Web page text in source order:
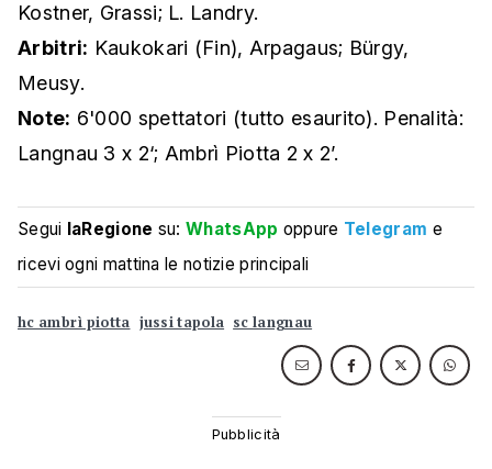
Kostner, Grassi; L. Landry.
Arbitri: Kaukokari (Fin), Arpagaus; Bürgy,
Meusy.
Note: 6'000 spettatori (tutto esaurito). Penalità:
Langnau 3 x 2‘; Ambrì Piotta 2 x 2’.
Segui laRegione su:WhatsApp oppure Telegram e
ricevi ogni mattina le notizie principali
hc ambrì piotta jussi tapola sc langnau